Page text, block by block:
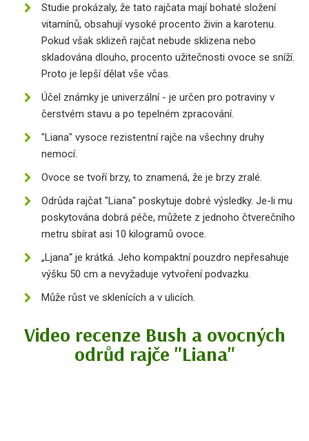
Studie prokázaly, že tato rajčata mají bohaté složení
vitamínů, obsahují vysoké procento živin a karotenu.
Pokud však sklizeň rajčat nebude sklizena nebo
skladována dlouho, procento užitečnosti ovoce se sníží.
Proto je lepší dělat vše včas.
Účel známky je univerzální - je určen pro potraviny v
čerstvém stavu a po tepelném zpracování.
"Liana" vysoce rezistentní rajče na všechny druhy
nemocí.
Ovoce se tvoří brzy, to znamená, že je brzy zralé.
Odrůda rajčat "Liana" poskytuje dobré výsledky. Je-li mu
poskytována dobrá péče, můžete z jednoho čtverečního
metru sbírat asi 10 kilogramů ovoce.
„Ljana“ je krátká. Jeho kompaktní pouzdro nepřesahuje
výšku 50 cm a nevyžaduje vytvoření podvazku.
Může růst ve sklenících a v ulicích.
Video recenze Bush a ovocných
odrůd rajče "Liana"